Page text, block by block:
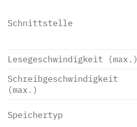
Schnittstelle
Lesegeschwindigkeit (max.)
Schreibgeschwindigkeit
(max.)
Speichertyp